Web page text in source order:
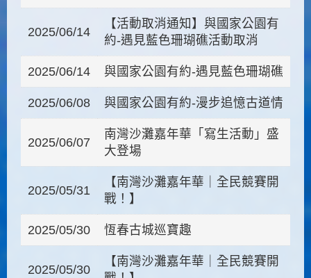
2025/06/14
【活動取消通知】與國家公園有
約-遇見藍色珊瑚礁活動取消
2025/06/14 與國家公園有約-遇見藍色珊瑚礁
2025/06/08 與國家公園有約-漫步追憶古道情
2025/06/07
南灣沙灘嘉年華「寫生活動」盛
大登場
2025/05/31
【南灣沙灘嘉年華｜全民競賽開
戰！】
2025/05/30 恆春古城巡寶趣
2025/05/30
【南灣沙灘嘉年華｜全民競賽開